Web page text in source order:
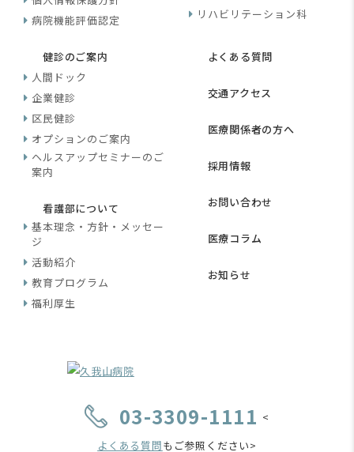
病院機能評価認定
リハビリテーション科
健診のご案内
人間ドック
企業健診
区民健診
オプションのご案内
ヘルスアップセミナーのご
案内
看護部について
基本理念・方針・メッセー
ジ
活動紹介
教育プログラム
福利厚生
よくある質問
交通アクセス
医療関係者の方へ
採用情報
お問い合わせ
医療コラム
お知らせ
03-3309-1111 <
よくある質問もご参照ください>